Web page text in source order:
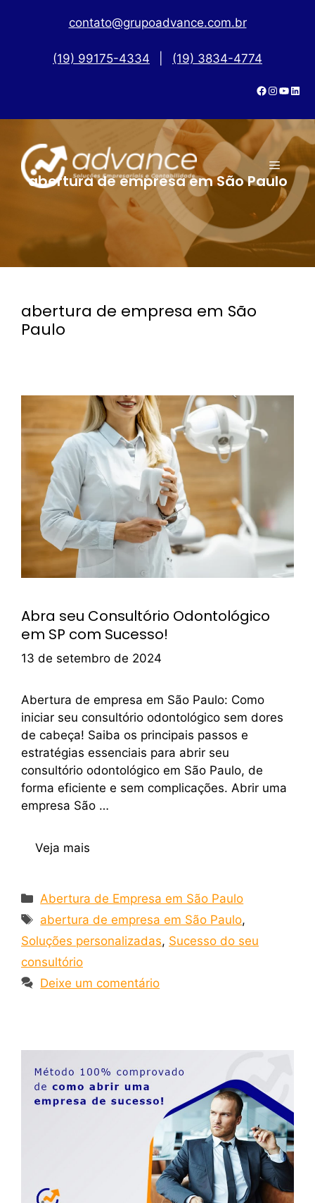
contato@grupoadvance.com.br
(19) 99175-4334 (19) 3834-4774
abertura de empresa em São Paulo
abertura de empresa em São
Paulo
Abra seu Consultório Odontológico
em SP com Sucesso!
13 de setembro de 2024
Abertura de empresa em São Paulo: Como
iniciar seu consultório odontológico sem dores
de cabeça! Saiba os principais passos e
estratégias essenciais para abrir seu
consultório odontológico em São Paulo, de
forma eficiente e sem complicações. Abrir uma
empresa São …
Veja mais
Abertura de Empresa em São Paulo
abertura de empresa em São Paulo,
Soluções personalizadas, Sucesso do seu
consultório
Deixe um comentário